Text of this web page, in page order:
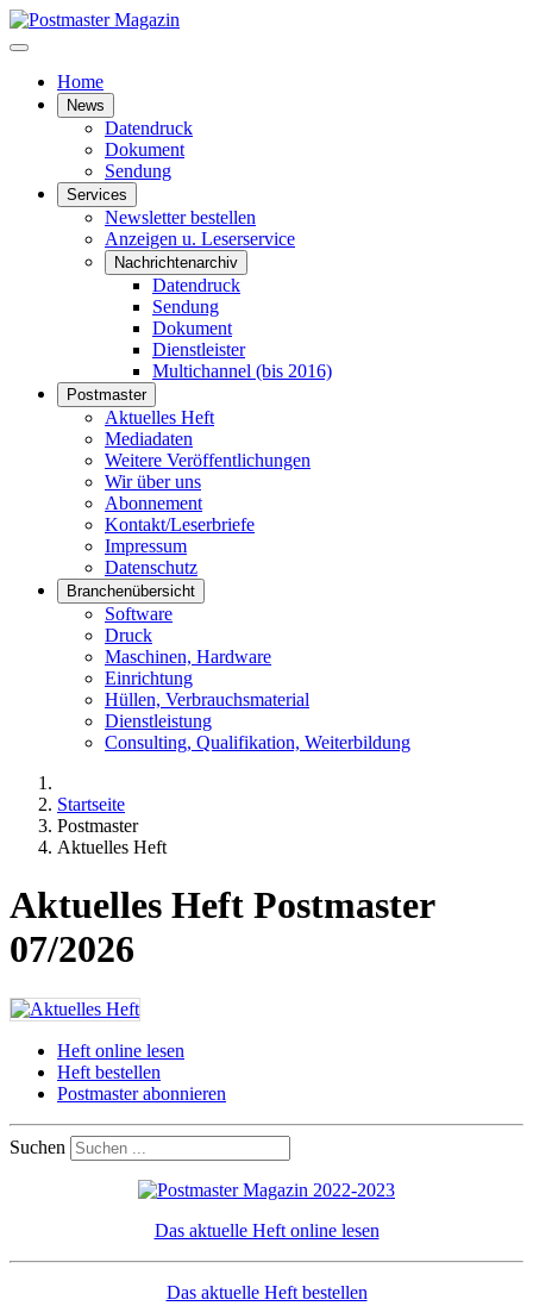
Home
News
Datendruck
Dokument
Sendung
Services
Newsletter bestellen
Anzeigen u. Leserservice
Nachrichtenarchiv
Datendruck
Sendung
Dokument
Dienstleister
Multichannel (bis 2016)
Postmaster
Aktuelles Heft
Mediadaten
Weitere Veröffentlichungen
Wir über uns
Abonnement
Kontakt/Leserbriefe
Impressum
Datenschutz
Branchenübersicht
Software
Druck
Maschinen, Hardware
Einrichtung
Hüllen, Verbrauchsmaterial
Dienstleistung
Consulting, Qualifikation, Weiterbildung
Startseite
Postmaster
Aktuelles Heft
Aktuelles Heft Postmaster
07/2026
Heft online lesen
Heft bestellen
Postmaster abonnieren
Suchen
Das aktuelle Heft online lesen
Das aktuelle Heft bestellen